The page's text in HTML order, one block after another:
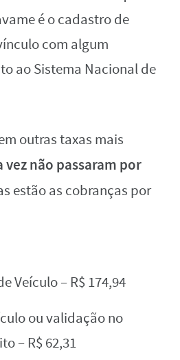
é o cadastro de
com algum
ao Sistema Nacional de
outras taxas mais
vez não passaram por
estão as cobranças por
Veículo – R$ 174,94
ou validação no
– R$ 62,31